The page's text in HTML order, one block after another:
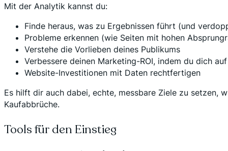
Mit der Analytik kannst du:
Finde heraus, was zu Ergebnissen führt (und
Probleme erkennen (wie Seiten mit hohen
Verstehe die Vorlieben deines Publikums
Verbessere deinen Marketing-ROI, indem du dich
Website-Investitionen mit Daten rechtfertigen
Es hilft dir auch dabei, echte, messbare Ziele zu setzen,
Kaufabbrüche.
Tools für den Einstieg